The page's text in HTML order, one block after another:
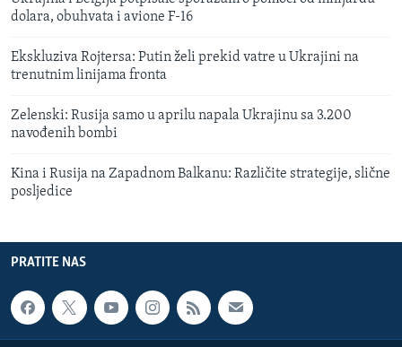
dolara, obuhvata i avione F-16
Ekskluziva Rojtersa: Putin želi prekid vatre u Ukrajini na
trenutnim linijama fronta
Zelenski: Rusija samo u aprilu napala Ukrajinu sa 3.200
navođenih bombi
Kina i Rusija na Zapadnom Balkanu: Različite strategije, slične
posljedice
PRATITE NAS